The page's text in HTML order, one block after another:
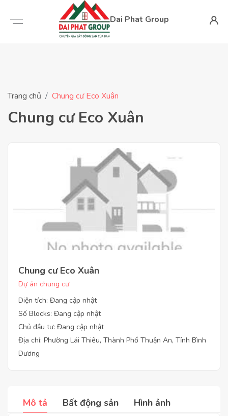
Dai Phat Group
Trang chủ Chung cư Eco Xuân
Chung cư Eco Xuân
Chung cư Eco Xuân
Dự án chung cư
Diện tích: Đang cập nhật
Số Blocks: Đang cập nhật
Chủ đầu tư: Đang cập nhật
Địa chỉ: Phường Lái Thiêu, Thành Phố Thuận An, Tỉnh Bình
Dương
Mô tả Bất động sản Hình ảnh